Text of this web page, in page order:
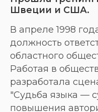
Швеции и США.
В апреле 1998
должность
областного
Работая в
разработала
"Судьба языка —
повышения